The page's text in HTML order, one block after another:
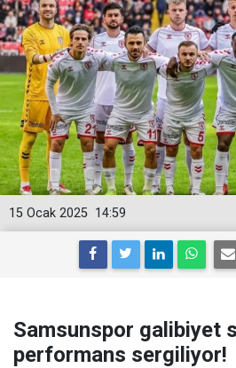
14:59
15 Ocak 2025
Samsunspor galibiyet
performans sergiliyor!